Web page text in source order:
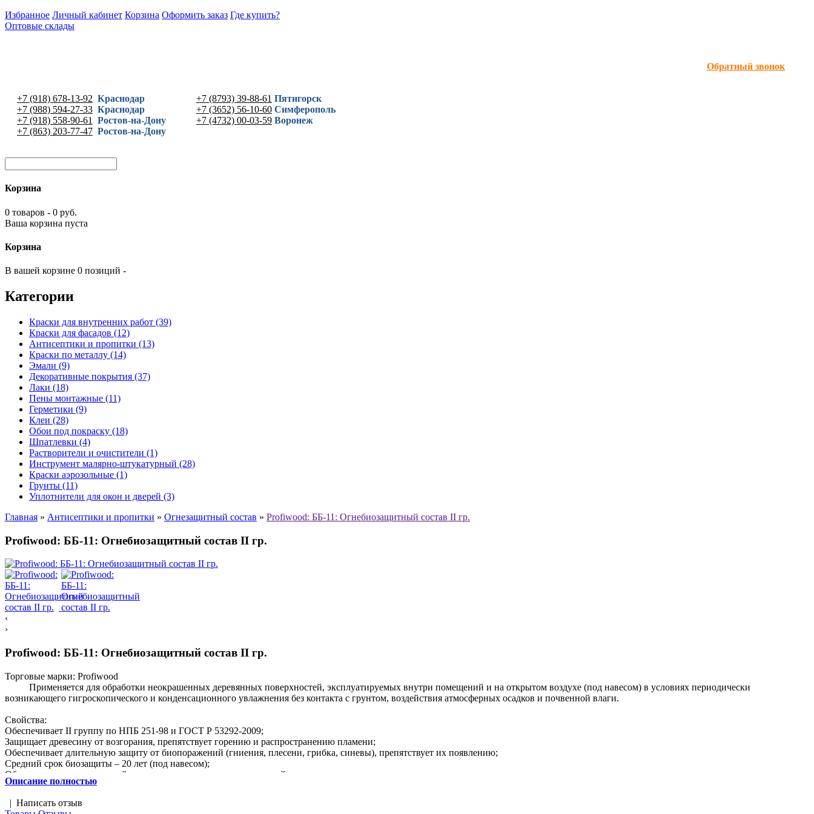
Избранное Личный кабинет Корзина Оформить заказ Где купить?
Оптовые склады
Обратный звонок
+7 (918) 678-13-92 Краснодар
+7 (988) 594-27-33 Краснодар
+7 (918) 558-90-61
Ростов-на-Дону
+7 (863) 203-77-47 Ростов-на-Дону
+7 (8793) 39-88-61 Пятигорск
+7 (3652) 56-10-60 Симферополь
+7 (4732) 00-03-59 Воронеж
Корзина
0 товаров - 0 руб.
Ваша корзина пуста
Корзина
В вашей корзине 0 позиций -
Категории
Краски для внутренних работ (39)
Краски для фасадов (12)
Антисептики и пропитки (13)
Краски по металлу (14)
Эмали (9)
Декоративные покрытия (37)
Лаки (18)
Пены монтажные (11)
Герметики (9)
Клеи (28)
Обои под покраску (18)
Шпатлевки (4)
Растворители и очистители (1)
Инструмент малярно-штукатурный (28)
Краски аэрозольные (1)
Грунты (11)
Уплотнители для окон и дверей (3)
Главная » Антисептики и пропитки » Огнезащитный состав » Profiwood: ББ-11: Огнебиозащитный состав II гр.
Profiwood: ББ-11: Огнебиозащитный состав II гр.
‹
›
Profiwood: ББ-11: Огнебиозащитный состав II гр.
Торговые марки: Profiwood
Применяется для обработки неокрашенных деревянных поверхностей, эксплуатируемых внутри помещений и на открытом воздухе (под навесом) в условиях периодически
возникающего гигроскопического и конденсационного увлажнения без контакта с грунтом, воздействия атмосферных осадков и почвенной влаги.
Свойства:
Обеспечивает II группу по НПБ 251-98 и ГОСТ Р 53292-2009;
Защищает древесину от возгорания, препятствует горению и распространению пламени;
Обеспечивает длительную защиту от биопоражений (гниения, плесени, грибка, синевы), препятствует их появлению;
Средний срок биозащиты – 20 лет (под навесом);
Обладает отпугивающим действием против насекомых-вредителей;
Производится в соответствии с ГОСТ 28815096 ББ-11;
Не изменяет цвет древесины.
Описание полностью
| Написать отзыв